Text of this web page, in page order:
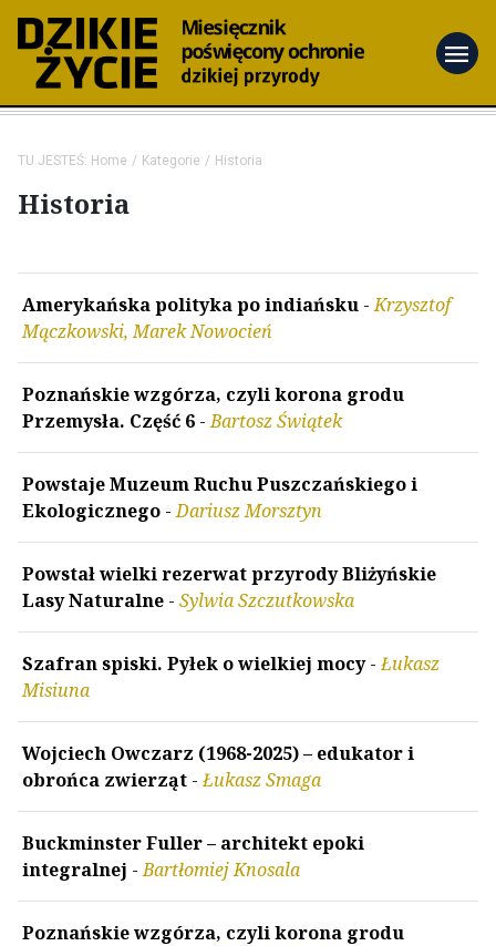
menu
TU JESTEŚ: Home Kategorie Historia
Historia
Amerykańska polityka po indiańsku -Krzysztof
Mączkowski, Marek Nowocień
Poznańskie wzgórza, czyli korona grodu
Przemysła. Część 6 -Bartosz Świątek
Powstaje Muzeum Ruchu Puszczańskiego i
Ekologicznego -Dariusz Morsztyn
Powstał wielki rezerwat przyrody Bliżyńskie
Lasy Naturalne - Sylwia Szczutkowska
Szafran spiski. Pyłek o wielkiej mocy-Łukasz
Misiuna
Wojciech Owczarz (1968-2025) – edukator i
obrońca zwierząt -Łukasz Smaga
Buckminster Fuller – architekt epoki
integralnej -Bartłomiej Knosala
Poznańskie wzgórza, czyli korona grodu